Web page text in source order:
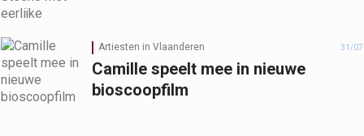
Artiesten in Vlaanderen 31/07
Camille speelt mee in nieuwe
bioscoopfilm